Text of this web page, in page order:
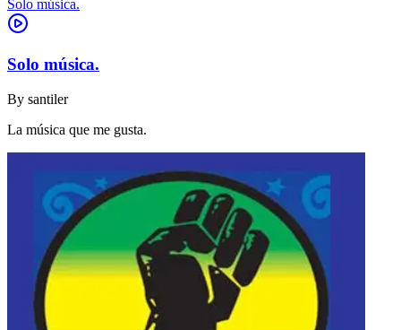
Solo música.
Solo música.
By santiler
La música que me gusta.